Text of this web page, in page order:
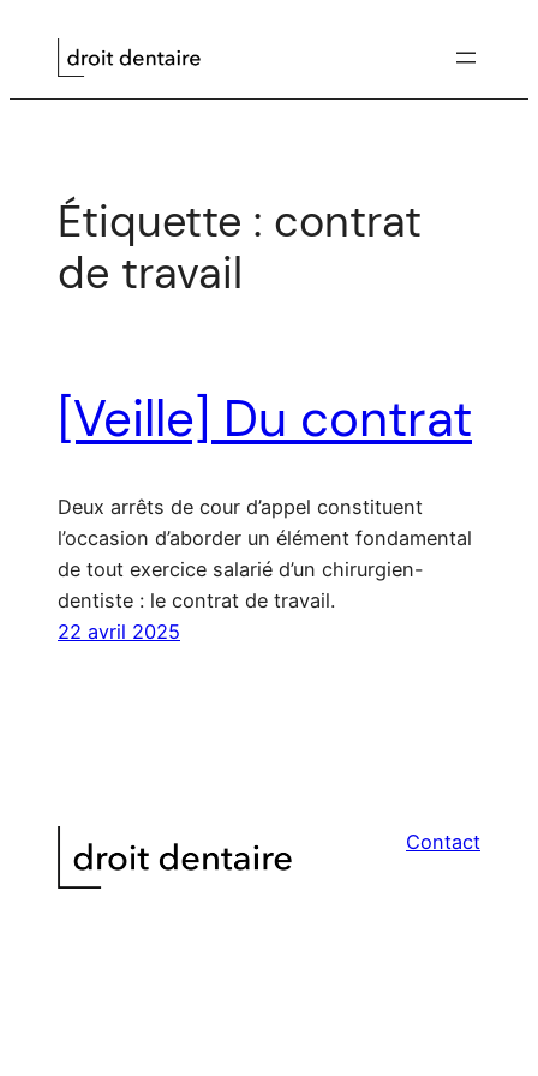
Étiquette : contrat
de travail
[Veille] Du contrat
Deux arrêts de cour d’appel constituent
l’occasion d’aborder un élément fondamental
de tout exercice salarié d’un chirurgien-
dentiste : le contrat de travail.
22 avril 2025
Contact